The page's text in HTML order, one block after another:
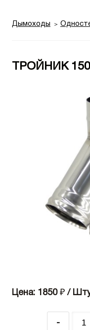
Дымоходы
ТРОЙНИК
Цена: 1850 ₽ /
-